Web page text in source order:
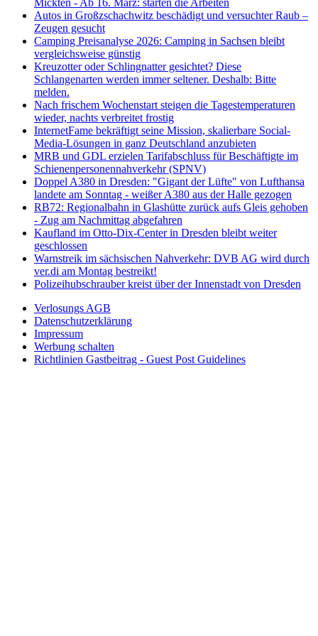
Autos in Großzschachwitz beschädigt und versuchter Raub –
Zeugen gesucht
Camping Preisanalyse 2026: Camping in Sachsen bleibt
vergleichsweise günstig
Kreuzotter oder Schlingnatter gesichtet? Diese
Schlangenarten werden immer seltener. Deshalb: Bitte
melden.
Nach frischem Wochenstart steigen die Tagestemperaturen
wieder, nachts verbreitet frostig
InternetFame bekräftigt seine Mission, skalierbare Social-
Media-Lösungen in ganz Deutschland anzubieten
MRB und GDL erzielen Tarifabschluss für Beschäftigte im
Schienenpersonennahverkehr (SPNV)
Doppel A380 in Dresden: "Gigant der Lüfte" von Lufthansa
landete am Sonntag - weißer A380 aus der Halle gezogen
RB72: Regionalbahn in Glashütte zurück aufs Gleis gehoben
- Zug am Nachmittag abgefahren
Kaufland im Otto-Dix-Center in Dresden bleibt weiter
geschlossen
Warnstreik im sächsischen Nahverkehr: DVB AG wird durch
ver.di am Montag bestreikt!
Polizeihubschrauber kreist über der Innenstadt von Dresden
Verlosungs AGB
Datenschutzerklärung
Impressum
Werbung schalten
Richtlinien Gastbeitrag - Guest Post Guidelines